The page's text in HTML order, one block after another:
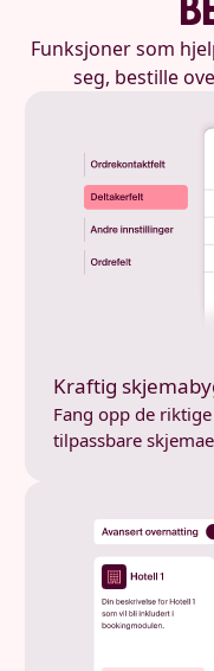
Funksjoner som
seg, bestille
Kraftig
Fang opp de
tilpassbare